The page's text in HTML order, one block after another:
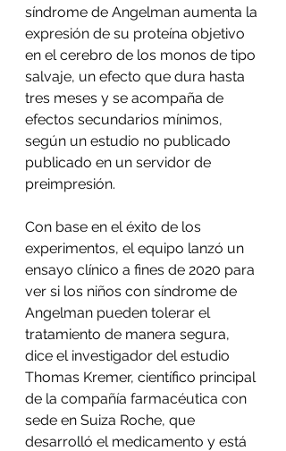
síndrome de Angelman aumenta la
expresión de su proteína objetivo
en el cerebro de los monos de tipo
salvaje, un efecto que dura hasta
tres meses y se acompaña de
efectos secundarios mínimos,
según un estudio no publicado
publicado en un servidor de
preimpresión.
Con base en el éxito de los
experimentos, el equipo lanzó un
ensayo clínico a fines de 2020 para
ver si los niños con síndrome de
Angelman pueden tolerar el
tratamiento de manera segura,
dice el investigador del estudio
Thomas Kremer, científico principal
de la compañía farmacéutica con
sede en Suiza Roche, que
desarrolló el medicamento y está